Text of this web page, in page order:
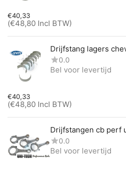
€40,33
(€48,80 Incl BTW)
Drijfstang lagers
0.0
Bel voor levertijd
€40,33
(€48,80 Incl BTW)
Drijfstangen cb perf
0.0
Bel voor levertijd